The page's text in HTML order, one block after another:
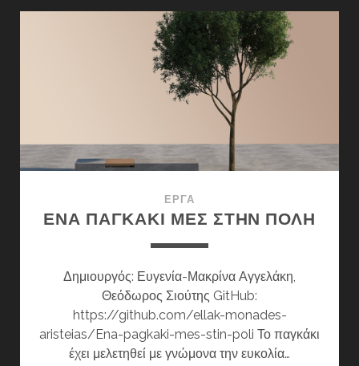
ΈΡΓΑ
ΈΝΑ ΠΑΓΚΆΚΙ ΜΕΣ ΣΤΗΝ ΠΌΛΗ
Δημιουργός: Ευγενία-Μακρίνα Αγγελάκη,
Θεόδωρος Σιούτης GitHub:
https://github.com/ellak-monades-
aristeias/Ena-pagkaki-mes-stin-poli Το παγκάκι
έχει μελετηθεί με γνώμονα την ευκολία…